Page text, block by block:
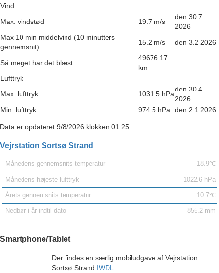
Vind
Max. vindstød
19.7 m/s
den 30.7
2026
Max 10 min middelvind (10 minutters
gennemsnit)
15.2 m/s den 3.2 2026
Så meget har det blæst
49676.17
km
Lufttryk
Max. lufttryk
1031.5 hPa
den 30.4
2026
Min. lufttryk
974.5 hPa den 2.1 2026
Data er opdateret 9/8/2026 klokken 01:25.
Vejrstation Sortsø Strand
Månedens gennemsnits temperatur 18.9℃
Månedens højeste lufttryk 1022.6 hPa
Årets gennemsnits temperatur 10.7℃
Nedbør i år indtil dato 855.2 mm
Smartphone/Tablet
Der findes en særlig mobiludgave af Vejrstation
Sortsø Strand IWDL